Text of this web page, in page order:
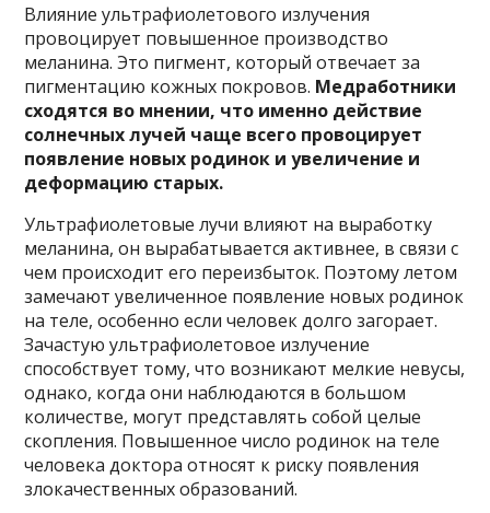
Влияние ультрафиолетового излучения
провоцирует повышенное производство
меланина. Это пигмент, который отвечает за
пигментацию кожных покровов. Медработники
сходятся во мнении, что именно действие
солнечных лучей чаще всего провоцирует
появление новых родинок и увеличение и
деформацию старых.
Ультрафиолетовые лучи влияют на выработку
меланина, он вырабатывается активнее, в связи с
чем происходит его переизбыток. Поэтому летом
замечают увеличенное появление новых родинок
на теле, особенно если человек долго загорает.
Зачастую ультрафиолетовое излучение
способствует тому, что возникают мелкие невусы,
однако, когда они наблюдаются в большом
количестве, могут представлять собой целые
скопления. Повышенное число родинок на теле
человека доктора относят к риску появления
злокачественных образований.